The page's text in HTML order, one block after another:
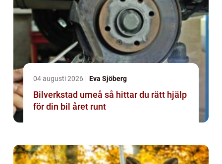
04 augusti 2026 Eva Sjöberg
Bilverkstad umeå så hittar du rätt hjälp
för din bil året runt